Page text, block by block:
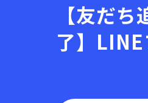
【友だ
了】